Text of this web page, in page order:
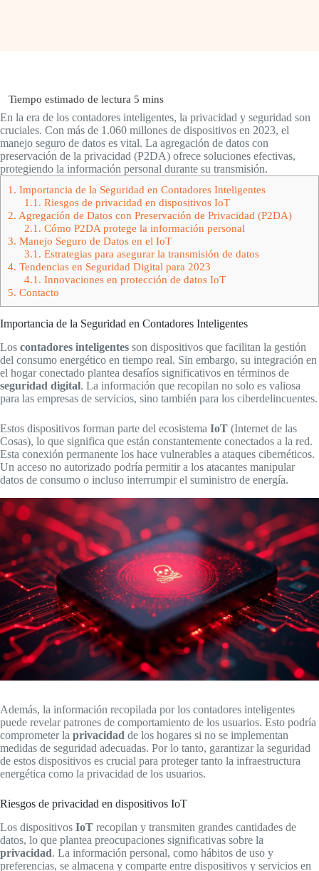
En la era de los contadores inteligentes, la privacidad y seguridad son
cruciales. Con más de 1.060 millones de dispositivos en 2023, el
manejo seguro de datos es vital. La agregación de datos con
preservación de la privacidad (P2DA) ofrece soluciones efectivas,
protegiendo la información personal durante su transmisión.
1. Importancia de la Seguridad en Contadores Inteligentes
1.1. Riesgos de privacidad en dispositivos IoT
2. Agregación de Datos con Preservación de Privacidad (P2DA)
2.1. Cómo P2DA protege la información personal
3. Manejo Seguro de Datos en el IoT
3.1. Estrategias para asegurar la transmisión de datos
4. Tendencias en Seguridad Digital para 2023
4.1. Innovaciones en protección de datos IoT
5. Contacto
Importancia de la Seguridad en Contadores Inteligentes
Los contadores inteligentes son dispositivos que facilitan la gestión
del consumo energético en tiempo real. Sin embargo, su integración en
el hogar conectado plantea desafíos significativos en términos de
seguridad digital. La información que recopilan no solo es valiosa
para las empresas de servicios, sino también para los ciberdelincuentes.
Estos dispositivos forman parte del ecosistema IoT (Internet de las
Cosas), lo que significa que están constantemente conectados a la red.
Esta conexión permanente los hace vulnerables a ataques cibernéticos.
Un acceso no autorizado podría permitir a los atacantes manipular
datos de consumo o incluso interrumpir el suministro de energía.
Además, la información recopilada por los contadores inteligentes
puede revelar patrones de comportamiento de los usuarios. Esto podría
comprometer la privacidad de los hogares si no se implementan
medidas de seguridad adecuadas. Por lo tanto, garantizar la seguridad
de estos dispositivos es crucial para proteger tanto la infraestructura
energética como la privacidad de los usuarios.
Riesgos de privacidad en dispositivos IoT
Los dispositivos IoT recopilan y transmiten grandes cantidades de
datos, lo que plantea preocupaciones significativas sobre la
privacidad. La información personal, como hábitos de uso y
preferencias, se almacena y comparte entre dispositivos y servicios en